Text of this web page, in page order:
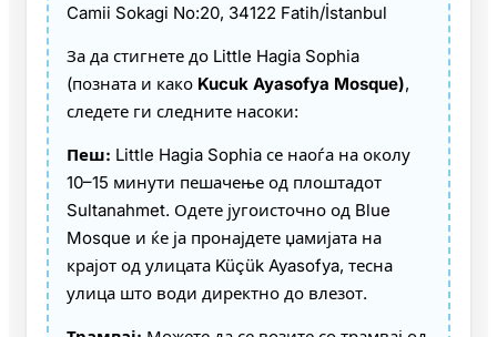
Camii Sokagi No:20, 34122 Fatih/İstanbul
За да стигнете до Little Hagia Sophia
(позната и како Kucuk Ayasofya Mosque),
следете ги следните насоки:
Пеш: Little Hagia Sophia се наоѓа на околу
10–15 минути пешачење од плоштадот
Sultanahmet. Одете југоисточно од Blue
Mosque и ќе ја пронајдете џамијата на
крајот од улицата Küçük Ayasofya, тесна
улица што води директно до влезот.